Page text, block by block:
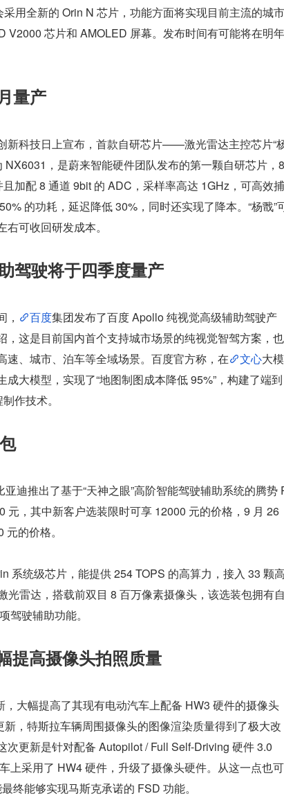
用全新的 Orin N 芯片，功能方面将实现目前主流的城市
V2000 芯片和 AMOLED 屏幕。发布时间有可能将在明年
量产
新科技日上宣布，首款自研芯片——激光雷达主控芯片“
NX6031，是蔚来智能硬件团队发布的第一颗自研芯片，8
加配 8 通道 9bit 的 ADC，采样率高达 1GHz，可高效捕
的功耗，延迟降低 30%，同时还实现了降本。“杨戬”
可收回研发成本。
驾驶将于四季度量产
， 百度集团发布了百度 Apollo 纯视觉高级辅助驾驶产
这是目前国内首个支持城市场景的纯视觉智驾方案，也
、城市、泊车等全域场景。百度官方称，在
文心大模
大模型，实现了“地图制图成本降低 95%”，构建了端到
作技术。
迪推出了基于“天神之眼”高阶智能驾驶辅助系统的腾势
元，其中新客户选装限时可享 12000 元的价格，9 月 26
的价格。
系统级芯片，能提供 254 TOPS 的高算力，接入 33 颗高
雷达，搭载前双目 8 百万像素摄像头，该选装包拥有自
驾驶辅助功能。
提高摄像头拍照质量
，大幅提高了其现有电动汽车上配备 HW3 硬件的摄像头
，特斯拉车辆周围摄像头的图像渲染质量得到了极大改
更新是针对配备 Autopilot / Full Self-Driving 硬件 3.0
上采用了 HW4 硬件，升级了摄像头硬件。从这一点也可
终能够实现马斯克承诺的 FSD 功能。